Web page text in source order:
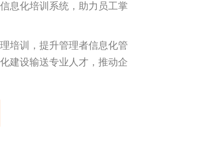
息化培训系统，助力员工掌
培训，提升管理者信息化管
建设输送专业人才，推动企